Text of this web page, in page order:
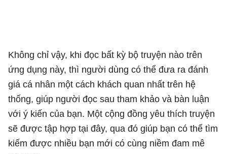
Không chỉ vậy, khi đọc bất kỳ bộ truyện nào trên
ứng dụng này, thì người dùng có thể đưa ra đánh
giá cá nhân một cách khách quan nhất trên hệ
thống, giúp người đọc sau tham khảo và bàn luận
với ý kiến của bạn. Một cộng đồng yêu thích truyện
sẽ được tập hợp tại đây, qua đó giúp bạn có thể tìm
kiếm được nhiều bạn mới có cùng niềm đam mê